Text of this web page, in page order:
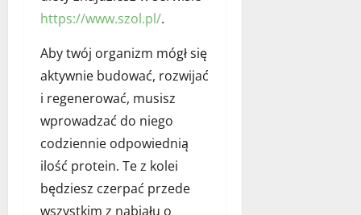
https://www.szol.pl/.
Aby twój organizm mógł się
aktywnie budować, rozwijać
i regenerować, musisz
wprowadzać do niego
codziennie odpowiednią
ilość protein. Te z kolei
będziesz czerpać przede
wszystkim z nabiału o